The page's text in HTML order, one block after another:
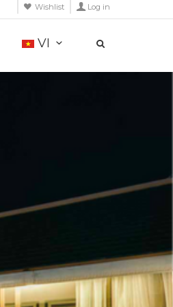
Wishlist Log in
VI